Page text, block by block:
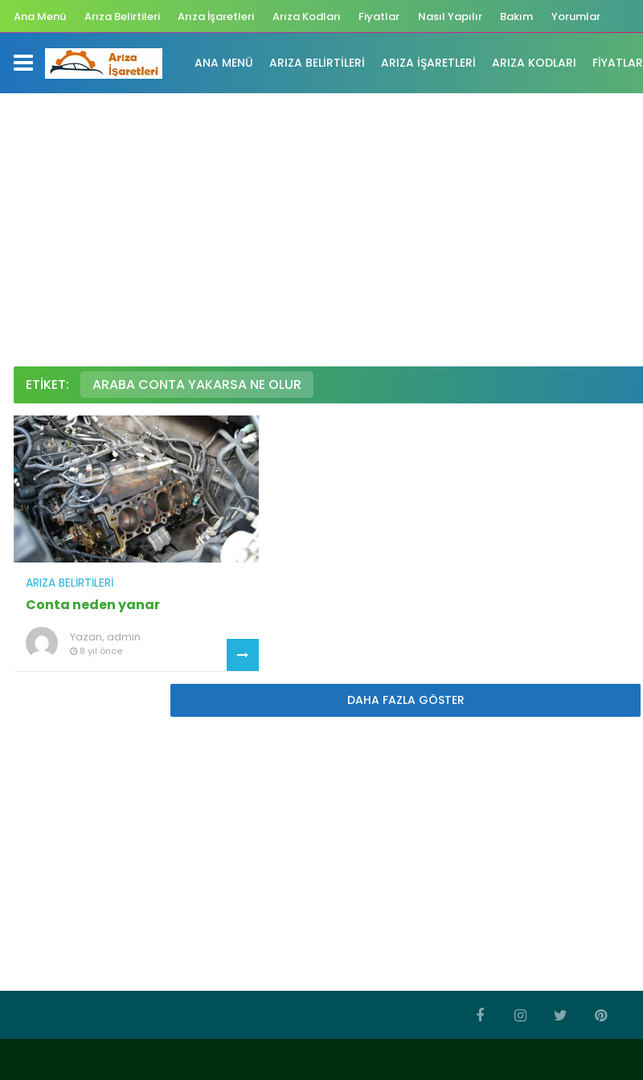
Ana Menü Arıza Belirtileri Arıza İşaretleri Arıza Kodları Fiyatlar Nasıl Yapılır Bakım Yorumlar
ANA MENÜ ARIZA BELIRTILERI ARIZA İŞARETLERI ARIZA KODLARI FIYATLAR
ETIKET: ARABA CONTA YAKARSA NE OLUR
ARIZA BELIRTILERI
Conta neden yanar
Yazan, admin
8 yıl önce
DAHA FAZLA GÖSTER